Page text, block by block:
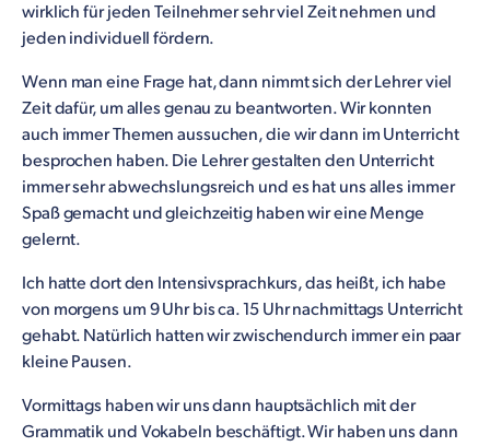
wirklich für jeden Teilnehmer sehr viel Zeit nehmen und
jeden individuell fördern.
Wenn man eine Frage hat, dann nimmt sich der Lehrer viel
Zeit dafür, um alles genau zu beantworten. Wir konnten
auch immer Themen aussuchen, die wir dann im Unterricht
besprochen haben. Die Lehrer gestalten den Unterricht
immer sehr abwechslungsreich und es hat uns alles immer
Spaß gemacht und gleichzeitig haben wir eine Menge
gelernt.
Ich hatte dort den Intensivsprachkurs, das heißt, ich habe
von morgens um 9 Uhr bis ca. 15 Uhr nachmittags Unterricht
gehabt. Natürlich hatten wir zwischendurch immer ein paar
kleine Pausen.
Vormittags haben wir uns dann hauptsächlich mit der
Grammatik und Vokabeln beschäftigt. Wir haben uns dann